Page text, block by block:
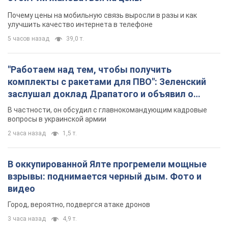
Почему цены на мобильную связь выросли в разы и как
улучшить качество интернета в телефоне
5 часов назад 39,0 т.
"Работаем над тем, чтобы получить
комплекты с ракетами для ПВО": Зеленский
заслушал доклад Драпатого и объявил о
новых мерах
В частности, он обсудил с главнокомандующим кадровые
вопросы в украинской армии
2 часа назад 1,5 т.
В оккупированной Ялте прогремели мощные
взрывы: поднимается черный дым. Фото и
видео
Город, вероятно, подвергся атаке дронов
3 часа назад 4,9 т.